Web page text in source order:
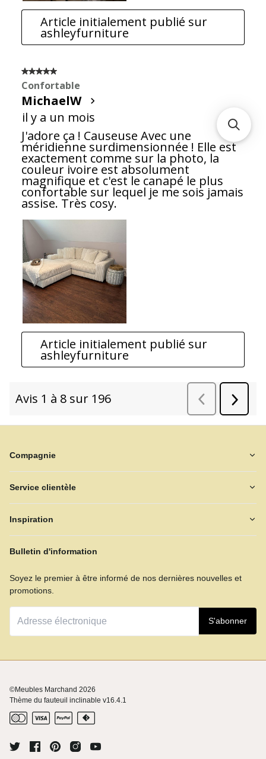
Compagnie
Service clientèle
Inspiration
Bulletin d'information
Soyez le premier à être informé de nos dernières nouvelles et
promotions.
S'abonner
©Meubles Marchand 2026
Thème du fauteuil inclinable v16.4.1